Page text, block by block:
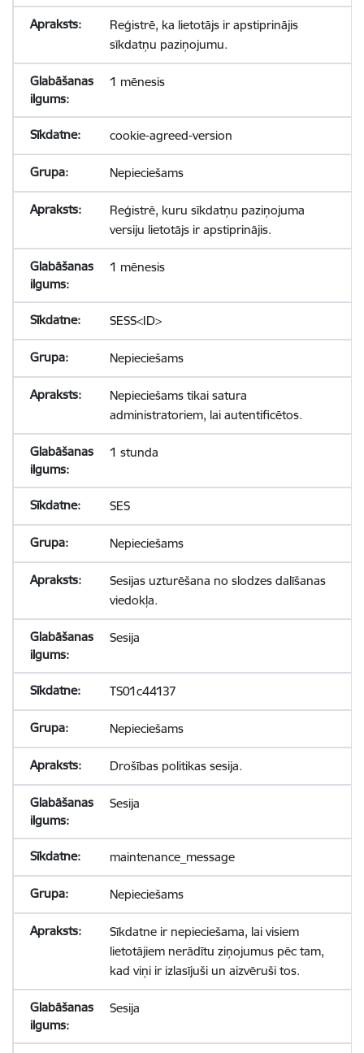
Reģistrē, ka lietotājs ir apstiprinājis
sīkdatņu paziņojumu.
1 mēnesis
cookie-agreed-version
Nepieciešams
Reģistrē, kuru sīkdatņu paziņojuma
versiju lietotājs ir apstiprinājis.
1 mēnesis
SESS<ID>
Nepieciešams
Nepieciešams tikai satura
administratoriem, lai autentificētos.
1 stunda
SES
Nepieciešams
Sesijas uzturēšana no slodzes dalīšanas
viedokļa.
Sesija
TS01c44137
Nepieciešams
Drošības politikas sesija.
Sesija
maintenance_message
Nepieciešams
Sīkdatne ir nepieciešama, lai visiem
lietotājiem nerādītu ziņojumus pēc tam,
kad viņi ir izlasījuši un aizvēruši tos.
Sesija